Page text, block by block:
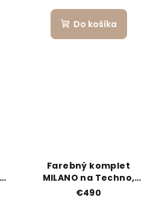
Do košíka
Farebný komplet
MILANO na Techno,
Col.553
€490